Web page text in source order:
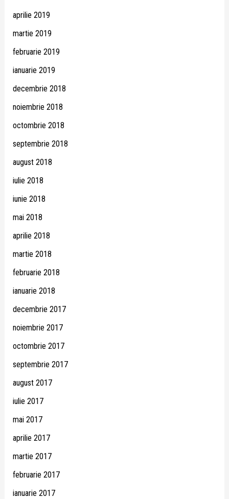
aprilie 2019
martie 2019
februarie 2019
ianuarie 2019
decembrie 2018
noiembrie 2018
octombrie 2018
septembrie 2018
august 2018
iulie 2018
iunie 2018
mai 2018
aprilie 2018
martie 2018
februarie 2018
ianuarie 2018
decembrie 2017
noiembrie 2017
octombrie 2017
septembrie 2017
august 2017
iulie 2017
mai 2017
aprilie 2017
martie 2017
februarie 2017
ianuarie 2017